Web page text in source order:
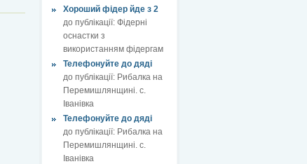
Хороший фідер йде з 2
до публікації: Фідерні
оснастки з
використанням фідергам
Телефонуйте до дяді
до публікації: Рибалка на
Перемишлянщині. с.
Іванівка
Телефонуйте до дяді
до публікації: Рибалка на
Перемишлянщині. с.
Іванівка